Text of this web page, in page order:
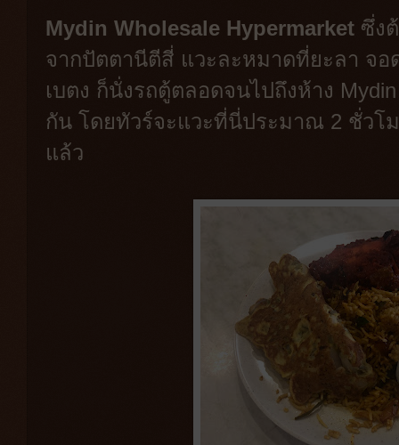
Mydin Wholesale Hypermarket ซึ่ง
จากปัตตานีตีสี่ แวะละหมาดที่ยะลา จ
เบตง ก็นั่งรถตู้ตลอดจนไปถึงห้าง
กัน โดยทัวร์จะแวะที่นี่ประมาณ 2 ชั่วโ
แล้ว